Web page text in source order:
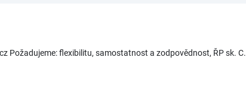
Požadujeme: flexibilitu, samostatnost a zodpovědnost, ŘP sk. C.